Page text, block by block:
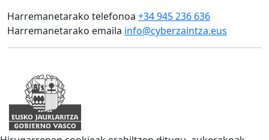
Harremanetarako telefonoa +34 945 236 636
Harremanetarako emaila info@cyberzaintza.eus